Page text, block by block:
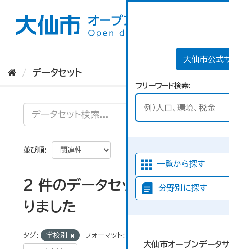
大仙市公式
フリーワード検索
一覧から探す
分野別に探す
大仙市オープンデータ
データセット
並び順
2 件のデータセットが見つか
りました
タグ: 学校別 フォーマット: